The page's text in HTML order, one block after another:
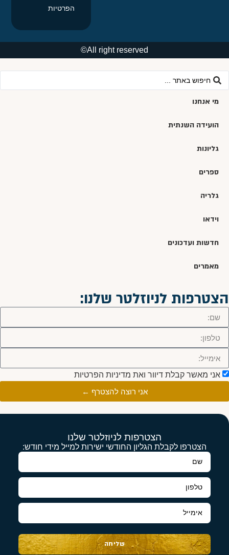
הפרטיות
All right reserved©
מי אנחנו
הועידה השנתית
גליונות
ספרים
גלריה
וידאו
חדשות ועדכונים
מאמרים
הצטרפות לניוזלטר שלנו:
אני מאשר קבלת דיוור ואת מדיניות הפרטיות
אני רוצה להצטרף ←
הצטרפות לניוזלטר שלנו
הצטרפו לקבלת הגליון החודשי ישירות למייל מידי חודש:
שליחה